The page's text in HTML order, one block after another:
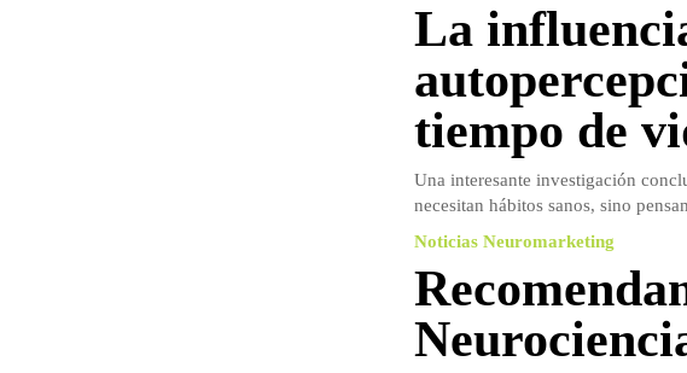
La
tiempo de
Una interesante investigación
necesitan hábitos sanos, sino
Noticias Neuromarketing